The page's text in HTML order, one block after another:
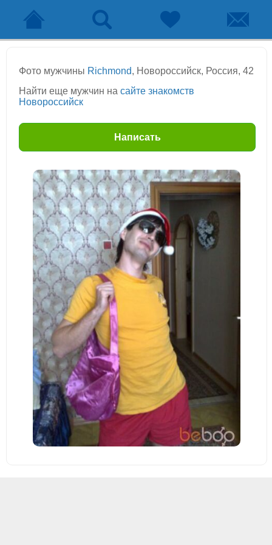
Фото мужчины Richmond, Новороссийск, Россия, 42
Найти еще мужчин на сайте знакомств
Новороссийск
Написать